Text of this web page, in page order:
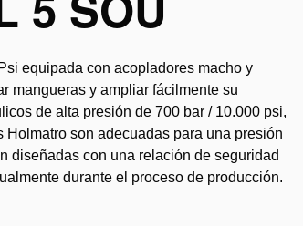
equipada con acopladores macho y
mangueras y ampliar fácilmente su
de alta presión de 700 bar / 10.000 psi,
Holmatro son adecuadas para una presión
diseñadas con una relación de seguridad
durante el proceso de producción.